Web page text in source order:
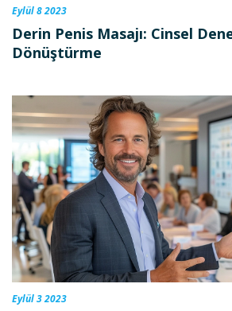
Eylül 8 2023
Derin Penis Masajı: Cinsel
Dönüştürme
Eylül 3 2023